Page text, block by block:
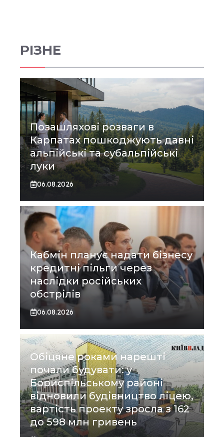
РІЗНЕ
Позашляхові розваги в
Карпатах пошкоджують давні
альпійські та субальпійські
луки
06.08.2026
Кабмін планує надати бізнесу
кредитні пільги через
наслідки російських
обстрілів
06.08.2026
Обіцяне роками нарешті
почали будувати: у
Бориспільському районі
відновили будівництво ліцею,
вартість проекту зросла з 162
до 598 млн гривень